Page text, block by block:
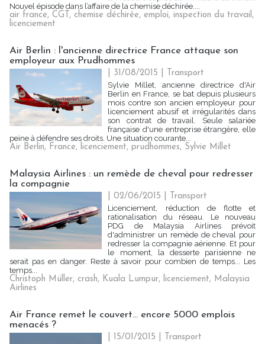
Nouvel épisode dans l’affaire de la chemise déchirée....
air france, CGT , chemise déchirée, emploi, inspection du travail,
licenciement
Air Berlin : l'ancienne directrice France attaque son
employeur aux Prudhommes
| 31/08/2015
Transport
Sylvie Millet, ancienne directrice d'Air
Berlin en France, se bat depuis plusieurs
mois contre son ancien employeur pour
licenciement abusif et irrégularités dans
son contrat de travail. Seule salariée
française d'une entreprise étrangère, elle
peine à défendre ses droits. Une situation courante...
Air Berlin, France, licenciement, prudhommes, Sylvie Millet
Malaysia Airlines : un remède de cheval pour redresser
la compagnie
| 02/06/2015
Transport
Licenciement, réduction de flotte et
rationalisation du réseau. Le nouveau
PDG de Malaysia Airlines prévoit
d'administrer un remède de cheval pour
redresser la compagnie aérienne. Et pour
le moment, la desserte parisienne ne
serait pas en danger. Reste à savoir pour combien de temps... Les
temps...
Christoph Müller, crash, Kuala Lumpur, licenciement, Malaysia
Airlines
Air France remet le couvert... encore 5000 emplois
menacés ?
| 15/01/2015
Transport